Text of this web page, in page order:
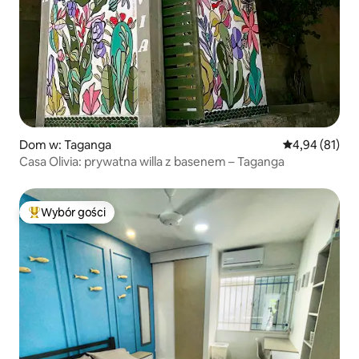
Dom w: Taganga Średnia
4,94 (81)
Casa Olivia: prywatna willa z basenem – Taganga
Najpopularniejsze z kategorii Wybór gości
Wybór gości